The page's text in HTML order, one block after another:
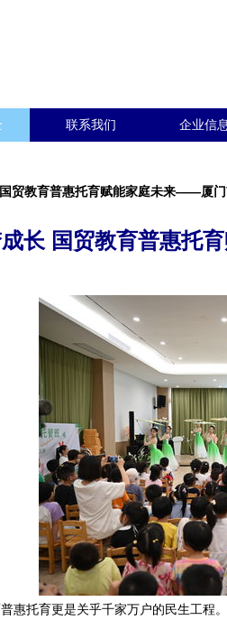
联系我们 企业信息
贸教育普惠托育赋能家庭未来——厦
长 国贸教育普惠托
惠托育更是关乎千家万户的民生工程